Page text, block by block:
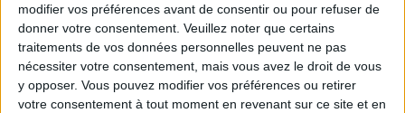
modifier vos préférences avant de consentir ou pour refuser de
donner votre consentement. Veuillez noter que certains
traitements de vos données personnelles peuvent ne pas
nécessiter votre consentement, mais vous avez le droit de vous
y opposer. Vous pouvez modifier vos préférences ou retirer
votre consentement à tout moment en revenant sur ce site et en
Service-client & Motivation
Les équipes du Service-client et de la
Communauté Savoir Maigrir vous aident
chaque semaine à vous rapprocher
sereinement de votre objectif minceur.